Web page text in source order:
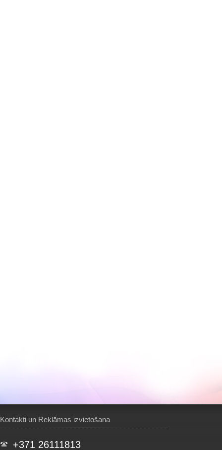
Kontakti un Reklāmas izvietošana
+371 26111813